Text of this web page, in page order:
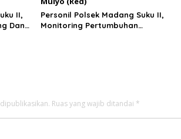
II,
Dan
Personil Polsek Madang Suku II,
Monitoring Pertumbuhan
Ruas yang wajib ditandai *